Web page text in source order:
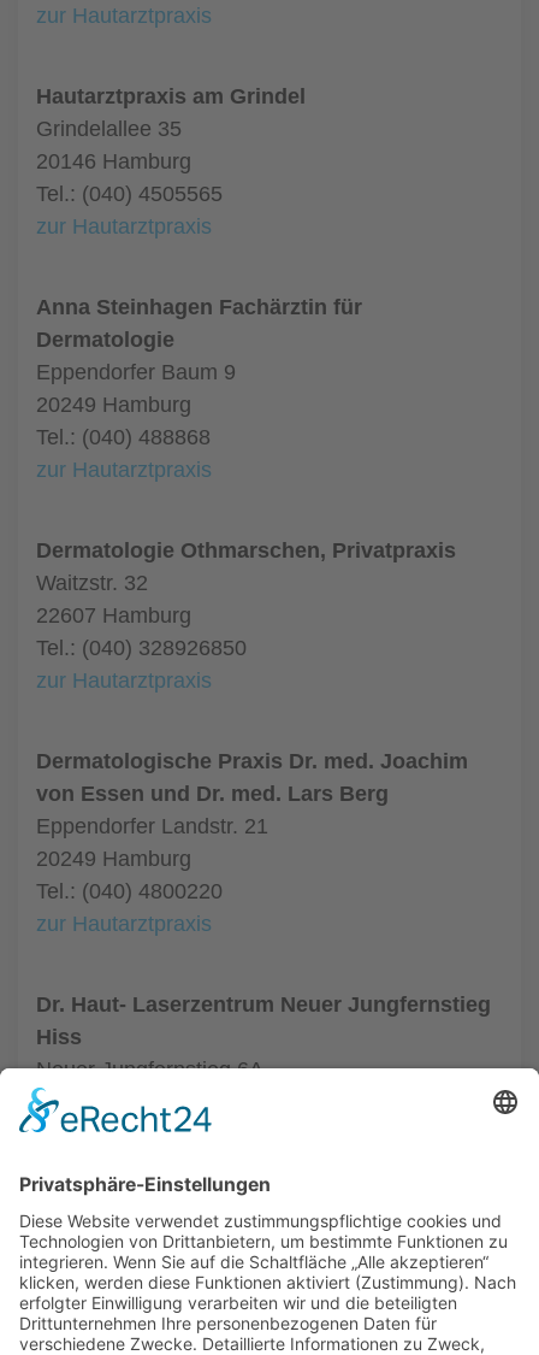
zur Hautarztpraxis
Hautarztpraxis am Grindel
Grindelallee 35
20146 Hamburg
Tel.: (040) 4505565
zur Hautarztpraxis
Anna Steinhagen Fachärztin für
Dermatologie
Eppendorfer Baum 9
20249 Hamburg
Tel.: (040) 488868
zur Hautarztpraxis
Dermatologie Othmarschen, Privatpraxis
Waitzstr. 32
22607 Hamburg
Tel.: (040) 328926850
zur Hautarztpraxis
Dermatologische Praxis Dr. med. Joachim
von Essen und Dr. med. Lars Berg
Eppendorfer Landstr. 21
20249 Hamburg
Tel.: (040) 4800220
zur Hautarztpraxis
Dr. Haut- Laserzentrum Neuer Jungfernstieg
Hiss
Neuer Jungfernstieg 6A
20354 Hamburg
Tel.: (040) 35015232
ALLGEMEIN